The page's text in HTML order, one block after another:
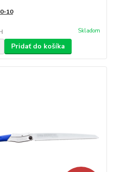
10
Skladom
Pridať do košíka